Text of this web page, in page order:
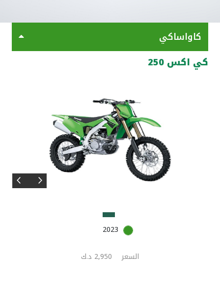
اتصل بنا
مواقع الفروع وأجهزة الصرف الآلي
ماليزيا
كاواساكي
كي اكس 250
2023
السعر